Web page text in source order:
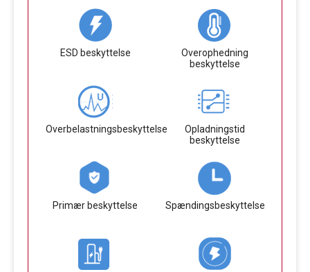
ESD beskyttelse
Overophedning
beskyttelse
Overbelastningsbeskyttelse
Opladningstid
beskyttelse
Primær beskyttelse Spændingsbeskyttelse